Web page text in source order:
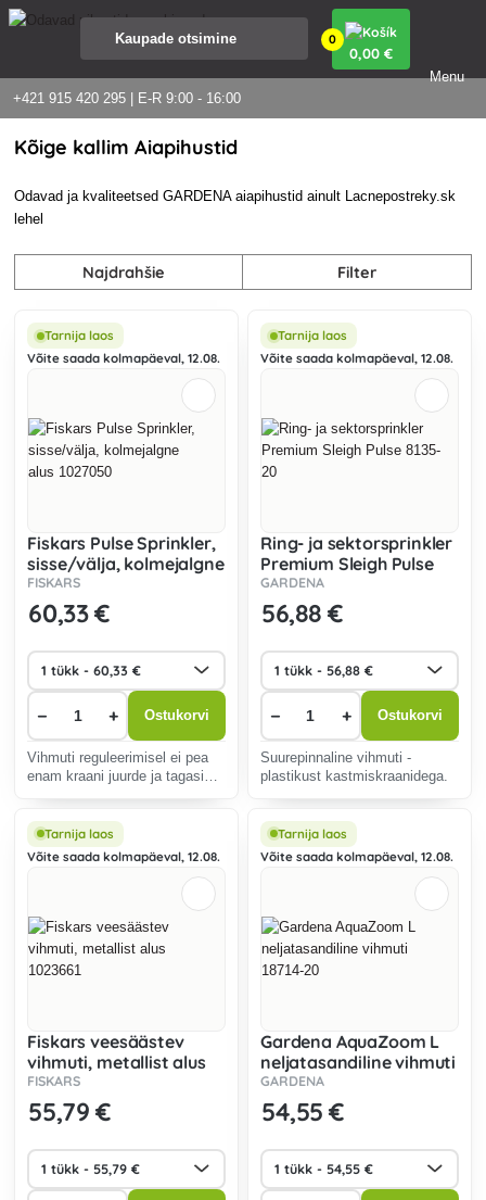
+421 915 420 295 | E-R 9:00 - 16:00
0
0,00 €
Menu
Kõige kallim Aiapihustid
Odavad ja kvaliteetsed GARDENA aiapihustid ainult Lacnepostreky.sk
lehel
Najdrahšie Filter
Tarnija laos
Võite saada kolmapäeval, 12.08.
Fiskars Pulse Sprinkler,
sisse/välja, kolmejalgne
alus 1027050
FISKARS
60,33 €
− + Ostukorvi
Vihmuti reguleerimisel ei pea
enam kraani juurde ja tagasi
Tarnija laos
Võite saada kolmapäeval, 12.08.
Ring- ja sektorsprinkler
Premium Sleigh Pulse
8135-20
GARDENA
56,88 €
− + Ostukorvi
Suurepinnaline vihmuti -
plastikust kastmiskraanidega.
Tarnija laos
Võite saada kolmapäeval, 12.08.
Fiskars veesäästev
vihmuti, metallist alus
1023661
FISKARS
55,79 €
Tarnija laos
Võite saada kolmapäeval, 12.08.
Gardena AquaZoom L
neljatasandiline vihmuti
18714-20
GARDENA
54,55 €